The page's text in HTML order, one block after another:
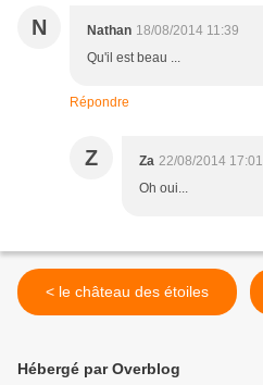
N Nathan 18/08/2014 11:39
Qu'il est beau ...
Répondre
Z Za 22/08/2014 17:01
Oh oui...
< le château des étoiles
Hébergé par Overblog